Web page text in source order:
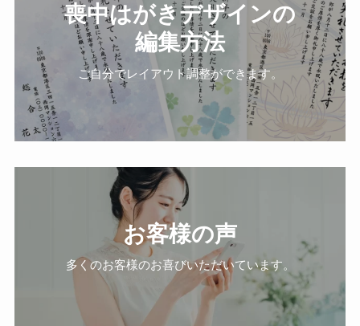
喪中はがきデザインの
編集方法
ご自分でレイアウト調整ができます。
お客様の声
多くのお客様のお喜びいただいています。